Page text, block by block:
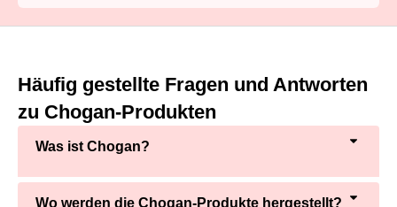
Häufig gestellte Fragen und Antworten
zu Chogan-Produkten
Was ist Chogan?
Wo werden die Chogan-Produkte hergestellt?